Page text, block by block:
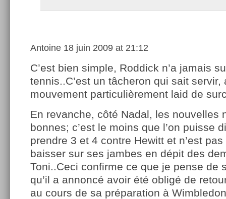
Antoine 18 juin 2009 at 21:12
C’est bien simple, Roddick n’a jamais
tennis..C’est un tâcheron qui sait servir,
mouvement particulièrement laid de
En revanche, côté Nadal, les nouvelles
bonnes; c’est le moins que l’on puisse
prendre 3 et 4 contre Hewitt et n’est
baisser sur ses jambes en dépit des
Toni..Ceci confirme ce que je pense de
qu’il a annoncé avoir été obligé de
au cours de sa préparation à